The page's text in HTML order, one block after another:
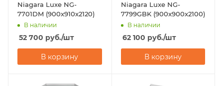
Niagara Luxe NG-
7701DM (900x910х2120)
В наличии
52 700 руб./шт
В корзину
Niagara Luxe NG-
7799GBK (900x900х2100)
В наличии
62 100 руб./шт
В корзину